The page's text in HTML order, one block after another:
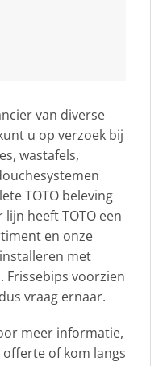
van diverse
u op verzoek bij
wastafels,
TOTO beleving
heeft TOTO een
en onze
met
Frissebips voorzien
vraag ernaar.
meer informatie,
offerte of kom langs